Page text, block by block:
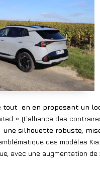
tout en en proposant un
» (L’alliance des
une silhouette robuste,
des modèles
avec une augmentation